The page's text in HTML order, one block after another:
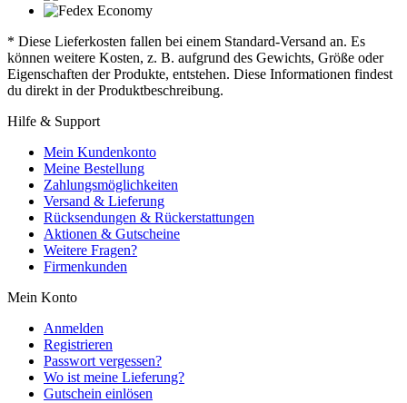
* Diese Lieferkosten fallen bei einem Standard-Versand an. Es
können weitere Kosten, z. B. aufgrund des Gewichts, Größe oder
Eigenschaften der Produkte, entstehen. Diese Informationen findest
du direkt in der Produktbeschreibung.
Hilfe & Support
Mein Kundenkonto
Meine Bestellung
Zahlungsmöglichkeiten
Versand & Lieferung
Rücksendungen & Rückerstattungen
Aktionen & Gutscheine
Weitere Fragen?
Firmenkunden
Mein Konto
Anmelden
Registrieren
Passwort vergessen?
Wo ist meine Lieferung?
Gutschein einlösen